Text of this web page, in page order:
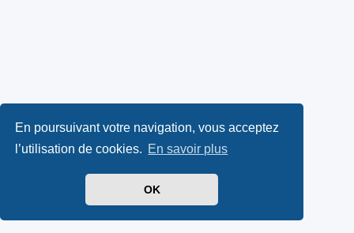
En poursuivant votre navigation, vous acceptez
l’utilisation de cookies. En savoir plus
OK